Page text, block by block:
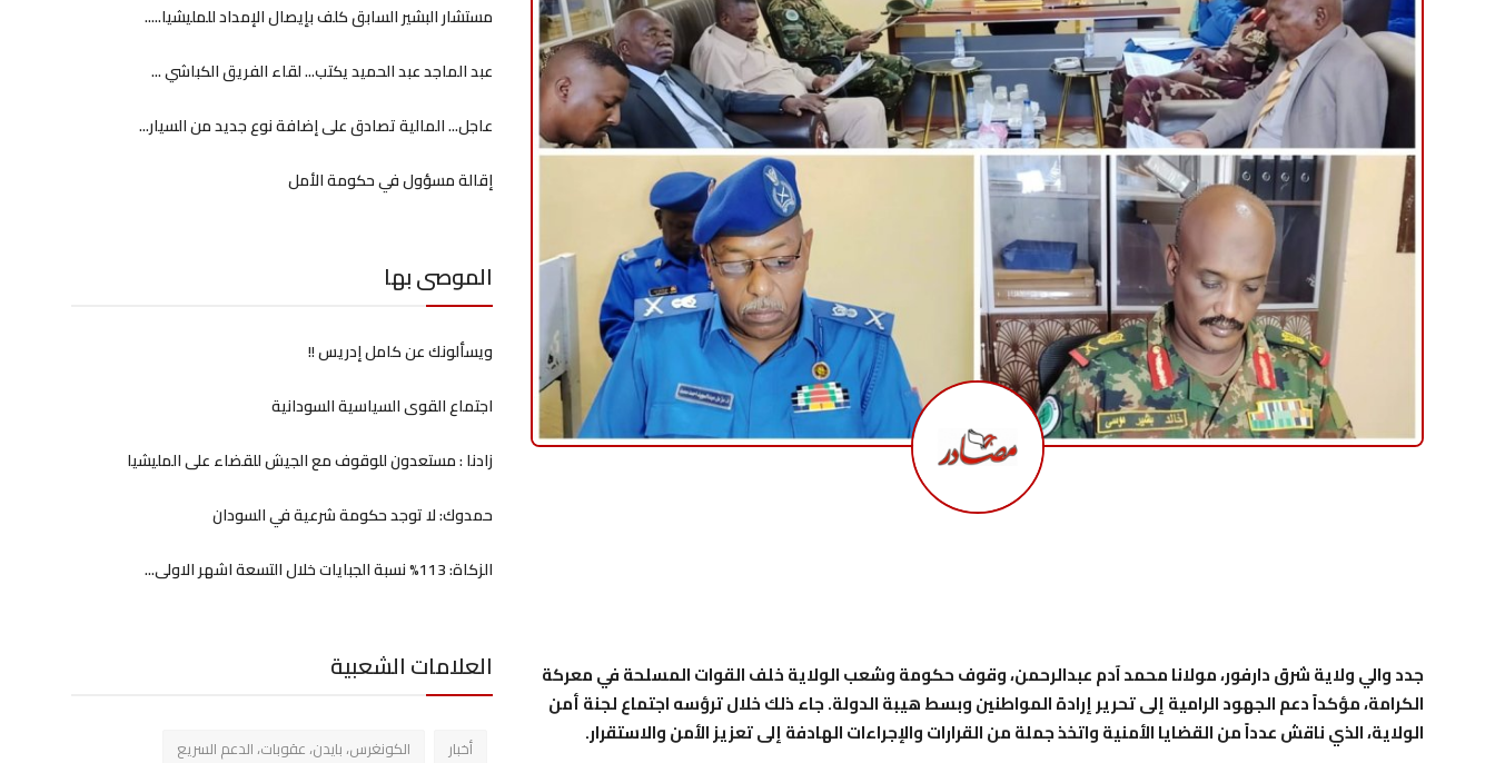
جدد والي ولاية شرق دارفور، مولانا محمد آدم عبدالرحمن، وقوف حكومة وشعب الولاية خلف القوات المسلحة في معركة
الكرامة، مؤكداً دعم الجهود الرامية إلى تحرير إرادة المواطنين وبسط هيبة الدولة. جاء ذلك خلال ترؤسه اجتماع لجنة أمن
الولاية، الذي ناقش عدداً من القضايا الأمنية واتخذ جملة من القرارات والإجراءات الهادفة إلى تعزيز الأمن والاستقرار.
مستشار البشير السابق كلف بإيصال الإمداد للمليشيا.....
عبد الماجد عبد الحميد يكتب... لقاء الفريق الكباشي ...
عاجل... المالية تصادق على إضافة نوع جديد من السيار...
إقالة مسؤول في حكومة الأمل
الموصى بها
ويسألونك عن كامل إدريس !!
اجتماع القوى السياسية السودانية
زادنا : مستعدون للوقوف مع الجيش للقضاء على المليشيا
حمدوك: لا توجد حكومة شرعية في السودان
الزكاة: 113% نسبة الجبايات خلال التسعة اشهر الاولى...
العلامات الشعبية
أخبار
الكونغرس، بايدن، عقوبات، الدعم السريع